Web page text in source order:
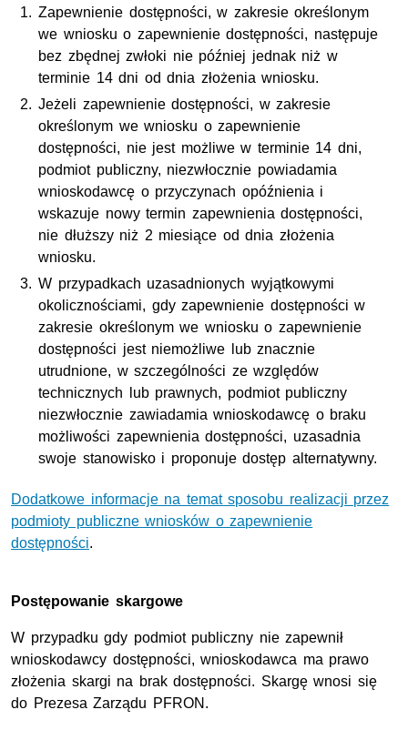
Zapewnienie dostępności, w zakresie określonym
we wniosku o zapewnienie dostępności, następuje
bez zbędnej zwłoki nie później jednak niż w
terminie 14 dni od dnia złożenia wniosku.
Jeżeli zapewnienie dostępności, w zakresie
określonym we wniosku o zapewnienie
dostępności, nie jest możliwe w terminie 14 dni,
podmiot publiczny, niezwłocznie powiadamia
wnioskodawcę o przyczynach opóźnienia i
wskazuje nowy termin zapewnienia dostępności,
nie dłuższy niż 2 miesiące od dnia złożenia
wniosku.
W przypadkach uzasadnionych wyjątkowymi
okolicznościami, gdy zapewnienie dostępności w
zakresie określonym we wniosku o zapewnienie
dostępności jest niemożliwe lub znacznie
utrudnione, w szczególności ze względów
technicznych lub prawnych, podmiot publiczny
niezwłocznie zawiadamia wnioskodawcę o braku
możliwości zapewnienia dostępności, uzasadnia
swoje stanowisko i proponuje dostęp alternatywny.
Dodatkowe informacje na temat sposobu realizacji przez
podmioty publiczne wniosków o zapewnienie
dostępności.
Postępowanie skargowe
W przypadku gdy podmiot publiczny nie zapewnił
wnioskodawcy dostępności, wnioskodawca ma prawo
złożenia skargi na brak dostępności. Skargę wnosi się
do Prezesa Zarządu PFRON.